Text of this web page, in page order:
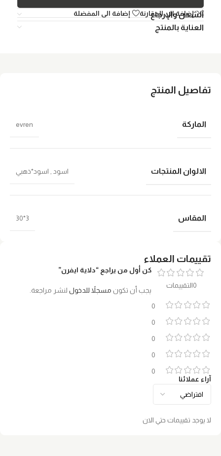
إضافة الي المقارنة إضافة الى المفضلة
الشحن والإرجاع
العناية بالمنتج
تقييمات العملاء
0التقييمات
0
0
0
0
0
آراء عملائنا
لا يوجد تقييمات حتي الان
كن أول من يراجع “دلاية ايفرن”
يجب أن تكون مسجلاً للدخول لنشر مراجعة.
تفاصيل المنتج
الماركة evren
الالوان المنتجات اسود , اسود*ذهبي
المقاس 3*30